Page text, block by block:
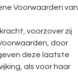
Voorwaarden van
voorzover zij
door
deze laatste
als voor haar